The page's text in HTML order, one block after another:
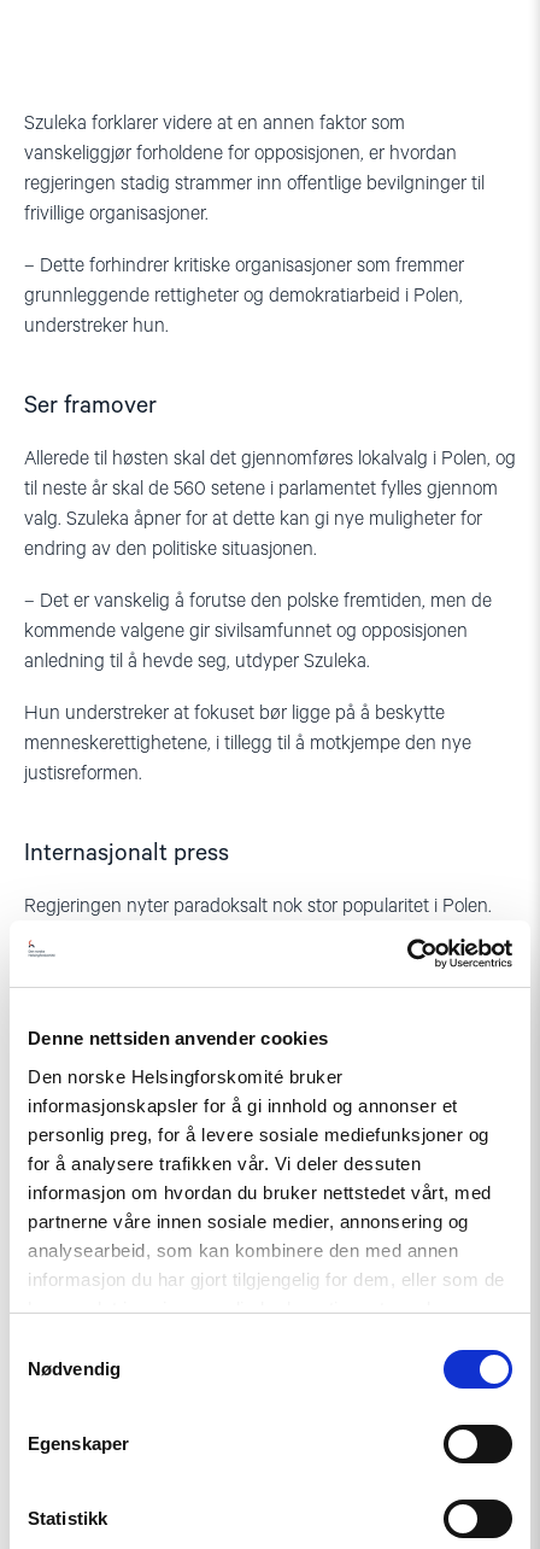
Denne nettsiden anvender cookies
Den norske Helsingforskomité bruker
informasjonskapsler for å gi innhold og annonser et
personlig preg, for å levere sosiale mediefunksjoner og
for å analysere trafikken vår. Vi deler dessuten
informasjon om hvordan du bruker nettstedet vårt, med
partnerne våre innen sosiale medier, annonsering og
analysearbeid, som kan kombinere den med annen
informasjon du har gjort tilgjengelig for dem, eller som de
har samlet inn gjennom din bruk av tjenestene deres.
Nødvendig
Egenskaper
Statistikk
tente
lys
og
plakater
den
polske
høyesteretten
juli
Warszawa.
Foto:
Zukowski.
polske
høyesteretten
søndag
i
Warszawa.
tente
lys
og
den
polske
Warszawa.
Foto:
Gregorz
Zukowski.
Szuleka forklarer videre at en annen faktor som
vanskeliggjør forholdene for opposisjonen, er hvordan
regjeringen stadig strammer inn offentlige bevilgninger til
frivillige organisasjoner.
– Dette forhindrer kritiske organisasjoner som fremmer
grunnleggende rettigheter og demokratiarbeid i Polen,
understreker hun.
Ser framover
Allerede til høsten skal det gjennomføres lokalvalg i Polen, og
til neste år skal de 560 setene i parlamentet fylles gjennom
valg. Szuleka åpner for at dette kan gi nye muligheter for
endring av den politiske situasjonen.
– Det er vanskelig å forutse den polske fremtiden, men de
kommende valgene gir sivilsamfunnet og opposisjonen
anledning til å hevde seg, utdyper Szuleka.
Hun understreker at fokuset bør ligge på å beskytte
menneskerettighetene, i tillegg til å motkjempe den nye
justisreformen.
Internasjonalt press
Regjeringen nyter paradoksalt nok stor popularitet i Polen.
Mye av populariteten skyldes den sterke økonomiske
veksten landet har opplevd den siste tiden. Den patriotiske,
følelser – spesielt hos fattige og religiøse.
Men varsellampene begynte å blinke i Europa. I desember
aktiverte EU artikkel 7 for første gang. Polen undersøkes nå
for alvorlige og vedvarende brudd på Europas
grunnleggende verdier, nemlig demokrati, rettsstat og
menneskerettigheter.
Szuleka forklarer at aktiveringen har vekket bekymring fordi
Polen potensielt kan miste sårt tiltrengte EU-midler.